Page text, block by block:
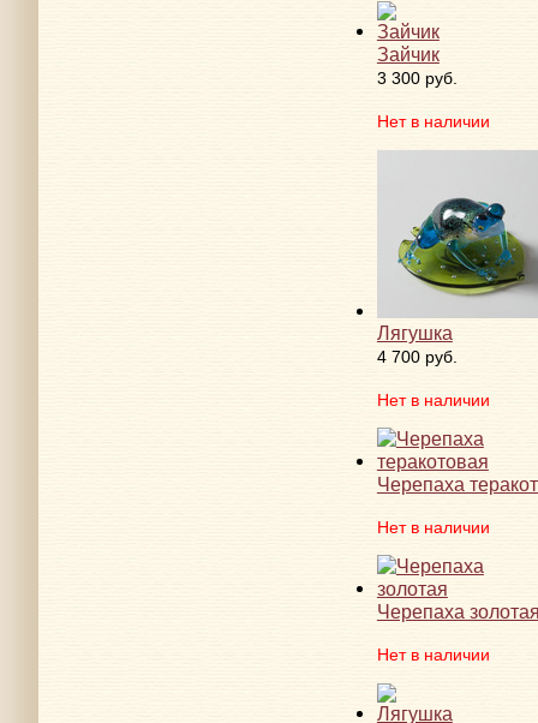
Зайчик
3 300 руб.
Нет в наличии
Лягушка
4 700 руб.
Нет в наличии
Черепаха
Нет в наличии
Черепаха
Нет в наличии